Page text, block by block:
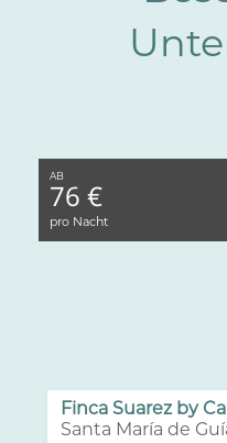
Finca Suarez by
Santa María de
AB
76 €
pro Nacht